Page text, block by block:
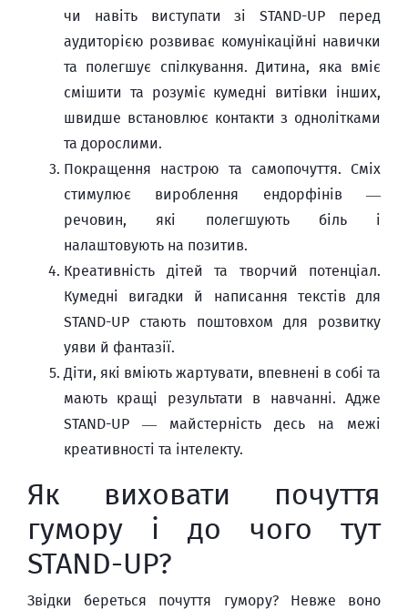
чи навіть виступати зі STAND-UP перед
аудиторією розвиває комунікаційні навички
та полегшує спілкування. Дитина, яка вміє
смішити та розуміє кумедні витівки інших,
швидше встановлює контакти з однолітками
та дорослими.
Покращення настрою та самопочуття. Сміх
стимулює вироблення ендорфінів —
речовин, які полегшують біль і
налаштовують на позитив.
Креативність дітей та творчий потенціал.
Кумедні вигадки й написання текстів для
STAND-UP стають поштовхом для розвитку
уяви й фантазії.
Діти, які вміють жартувати, впевнені в собі та
мають кращі результати в навчанні. Адже
STAND-UP — майстерність десь на межі
креативності та інтелекту.
Як виховати почуття
гумору і до чого тут
STAND-UP?
Звідки береться почуття гумору? Невже воно